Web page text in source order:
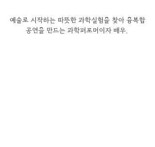
예술로 시작하는 따뜻한 과학실험을 찾아 융복합
공연을 만드는 과학퍼포머이자 배우,